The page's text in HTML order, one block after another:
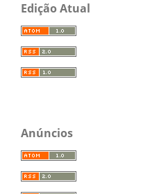
Edição Atual
Anúncios